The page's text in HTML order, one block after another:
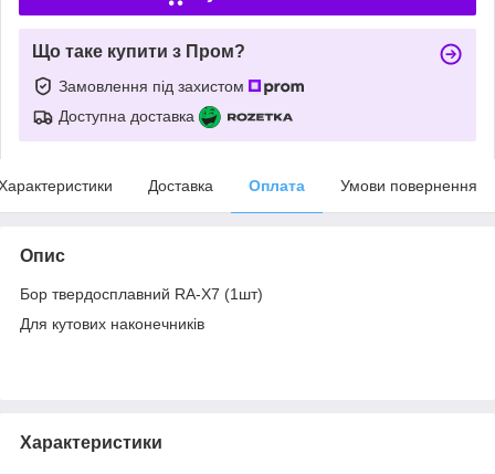
Що таке купити з Пром?
Замовлення під захистом
Доступна доставка
Доставка Оплата Умови повернення
Опис
Бор твердосплавний RA-X7 (1шт)
Для кутових наконечників
Характеристики